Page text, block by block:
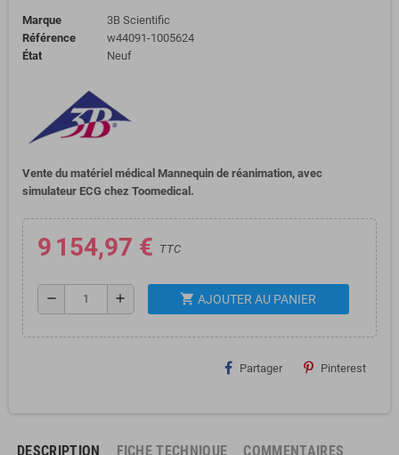
Marque
3B Scientific
Référence
w44091-1005624
État
Neuf
Vente du matériel médical Mannequin de réanimation, avec
simulateur ECG chez Toomedical.
9 154,97 € TTC
remove add shopping_cart AJOUTER AU PANIER
Partager Pinterest
DESCRIPTION FICHE TECHNIQUE COMMENTAIRES